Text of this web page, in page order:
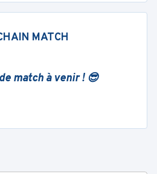
MATCH
match à venir ! 😎